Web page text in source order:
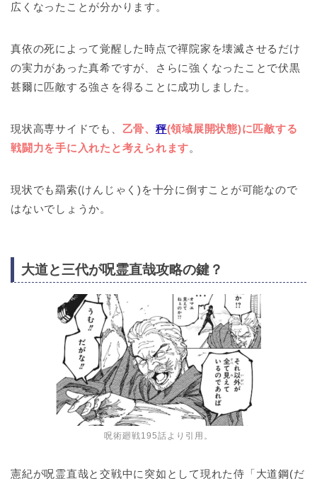
広くなったことが分かります。
真依の死によって覚醒した時点で禪院家を壊滅させるだけ
の実力があった真希ですが、さらに強くなったことで伏黒
甚爾に匹敵する強さを得ることに成功しました。
現状高専サイドでも、 乙骨、 秤(領域展開状態)に匹敵する
戦闘力を手に入れたと考えられます。
現状でも羂索(けんじゃく)を十分に倒すことが可能なので
はないでしょうか。
大道と三代が呪霊直哉攻略の鍵？
呪術廻戦195話より引用。
憲紀が呪霊直哉と交戦中に突如として現れた侍「大道鋼(だ